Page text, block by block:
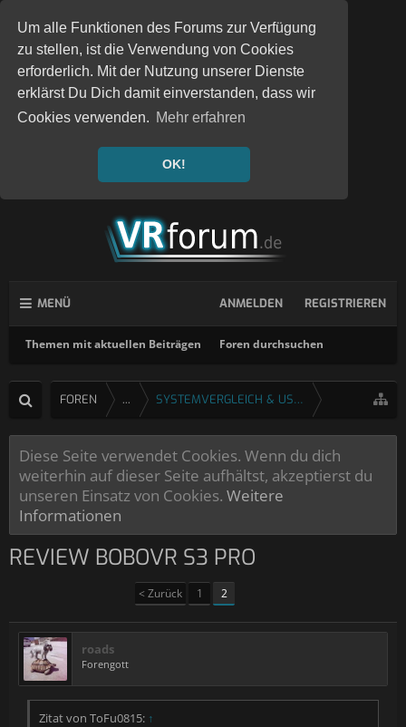
Um alle Funktionen des Forums zur Verfügung
zu stellen, ist die Verwendung von Cookies
erforderlich. Mit der Nutzung unserer Dienste
erklärst Du Dich damit einverstanden, dass wir
Cookies verwenden. Mehr erfahren
OK!
MENÜ
Themen mit aktuellen Beiträgen Foren durchsuchen
ANMELDEN REGISTRIEREN
FOREN ... SYSTEMVERGLEICH & USERTESTS
Diese Seite verwendet Cookies. Wenn du dich
weiterhin auf dieser Seite aufhältst, akzeptierst du
unseren Einsatz von Cookies. Weitere
Informationen
REVIEW BOBOVR S3 PRO
< Zurück 1 2
roads
Forengott
Zitat von ToFu0815: ↑